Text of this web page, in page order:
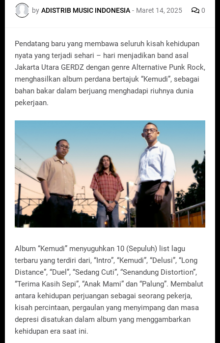
by ADISTRIB MUSIC INDONESIA - Maret 14, 2025 0
Pendatang baru yang membawa seluruh kisah kehidupan
nyata yang terjadi sehari – hari menjadikan band asal
Jakarta Utara GERDZ dengan genre Alternative Punk Rock,
menghasilkan album perdana bertajuk “Kemudi”, sebagai
bahan bakar dalam berjuang menghadapi riuhnya dunia
pekerjaan.
Album “Kemudi” menyuguhkan 10 (Sepuluh) list lagu
terbaru yang terdiri dari, “Intro”, “Kemudi”, “Delusi”, “Long
Distance”, “Duel”, “Sedang Cuti”, “Senandung Distortion”,
“Terima Kasih Sepi”, “Anak Mami” dan “Palung”. Membalut
antara kehidupan perjuangan sebagai seorang pekerja,
kisah percintaan, pergaulan yang menyimpang dan masa
depresi disatukan dalam album yang menggambarkan
kehidupan era saat ini.